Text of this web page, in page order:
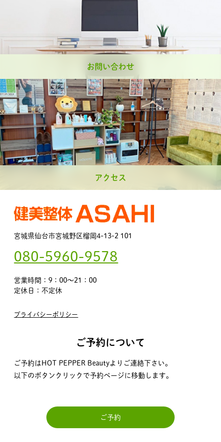
お問い合わせ
アクセス
宮城県仙台市宮城野区榴岡4-13-2 101
080-5960-9578
営業時間：9：00～21：00
定休日：不定休
プライバシーポリシー
ご予約について
ご予約はHOT PEPPER Beautyよりご連絡下さい。
以下のボタンクリックで予約ページに移動します。
ご予約